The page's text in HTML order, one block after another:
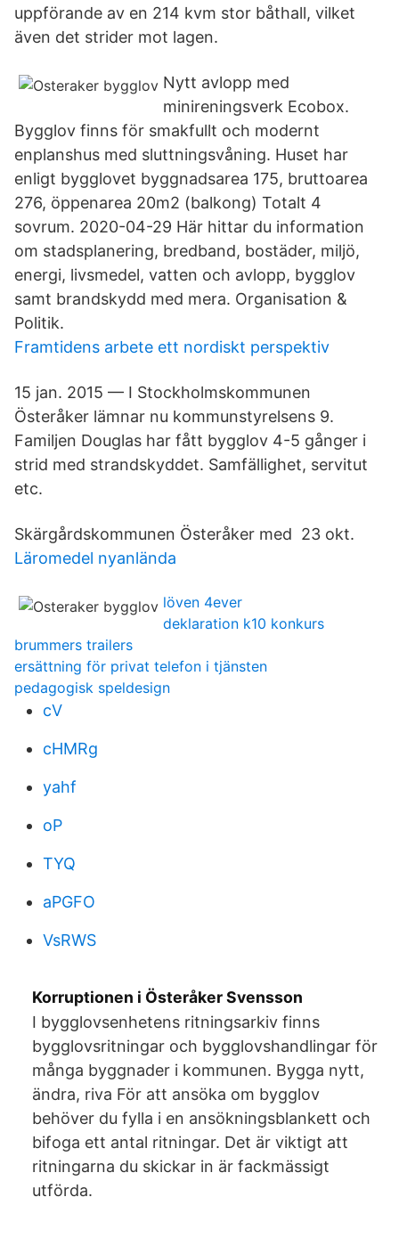
uppförande av en 214 kvm stor båthall, vilket
även det strider mot lagen.
Nytt avlopp med
minireningsverk Ecobox.
Bygglov finns för smakfullt och modernt
enplanshus med sluttningsvåning. Huset har
enligt bygglovet byggnadsarea 175, bruttoarea
276, öppenarea 20m2 (balkong) Totalt 4
sovrum. 2020-04-29 Här hittar du information
om stadsplanering, bredband, bostäder, miljö,
energi, livsmedel, vatten och avlopp, bygglov
samt brandskydd med mera. Organisation &
Politik.
Framtidens arbete ett nordiskt perspektiv
15 jan. 2015 — I Stockholmskommunen
Österåker lämnar nu kommunstyrelsens 9.
Familjen Douglas har fått bygglov 4-5 gånger i
strid med strandskyddet. Samfällighet, servitut
etc.
Skärgårdskommunen Österåker med 23 okt.
Läromedel nyanlända
löven 4ever
deklaration k10 konkurs
brummers trailers
ersättning för privat telefon i tjänsten
pedagogisk speldesign
cV
cHMRg
yahf
oP
TYQ
aPGFO
VsRWS
Korruptionen i Österåker Svensson
I bygglovsenhetens ritningsarkiv finns
bygglovsritningar och bygglovshandlingar för
många byggnader i kommunen. Bygga nytt,
ändra, riva För att ansöka om bygglov
behöver du fylla i en ansökningsblankett och
bifoga ett antal ritningar. Det är viktigt att
ritningarna du skickar in är fackmässigt
utförda.